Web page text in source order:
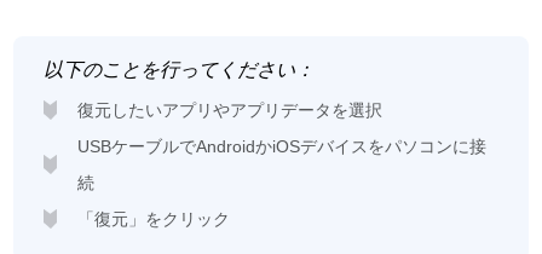
以下のことを行ってください：
復元したいアプリやアプリデータを選択
USBケーブルでAndroidかiOSデバイスをパソコンに接
続
「復元」をクリック